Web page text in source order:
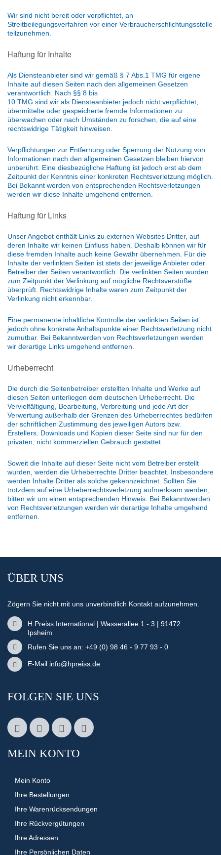
Wir sind nicht bereit oder verpflichtet, an
Streitbeilegungsverfahren vor einer Verbraucherschlichtungsstelle
teilzunehmen.
Haftung für Inhalte
Als Diensteanbieter sind wir gemäß § 7 Abs.1 TMG für eigene
Inhalte auf diesen Seiten nach den allgemeinen Gesetzen
verantwortlich. Nach §§ 8 bis
10 TMG sind wir als Diensteanbieter jedoch nicht verpflichtet,
übermittelte oder gespeicherte fremde Informationen zu
überwachen oder nach Umständen zu forschen, die auf eine
rechtswidrige Tätigkeit hinweisen.
Verpflichtungen zur Entfernung oder Sperrung der Nutzung von
Informationen nach den allgemeinen Gesetzen bleiben hiervon
unberührt. Eine diesbezügliche Haftung ist jedoch erst ab dem
Zeitpunkt der Kenntnis einer konkreten Rechtsverletzung möglich.
Bei Bekannt werden von entsprechenden Rechtsverletzungen
werden wir diese Inhalte umgehend entfernen.
Haftung für Links
Unser Angebot enthält Links zu externen Websites Dritter, auf
deren Inhalte wir keinen Einfluss haben. Deshalb können wir für
diese fremden Inhalte auch keine Gewähr übernehmen. Für die
Inhalte der verlinkten Seiten ist stets der jeweilige Anbieter oder
Betreiber der Seiten verantwortlich. Die verlinkten Seiten wurden
zum Zeitpunkt der Verlinkung auf mögliche Rechtsverstöße
überprüft. Rechtswidrige Inhalte waren zum Zeitpunkt der
Verlinkung nicht erkennbar.
Eine permanente inhaltliche Kontrolle der verlinkten Seiten ist
jedoch ohne konkrete Anhaltspunkte einer Rechtsverletzung nicht
zumutbar. Bei Bekanntwerden von Rechtsverletzungen werden
wir derartige Links umgehend entfernen.
Urheberrecht
Die durch die Seitenbetreiber erstellten Inhalte und Werke auf
diesen Seiten unterliegen dem deutschen Urheberrecht. Die
Vervielfältigung, Bearbeitung, Verbreitung und jede Art der
Verwertung außerhalb der Grenzen des Urheberrechtes bedürfen
der schriftlichen Zustimmung des jeweiligen Autors bzw.
Erstellers. Downloads und Kopien dieser Seite sind nur für den
privaten, nicht kommerziellen Gebrauch gestattet.
Soweit die Inhalte auf dieser Seite nicht vom Betreiber erstellt
wurden, werden die Urheberrechte Dritter beachtet. Insbesondere
werden Inhalte Dritter als solche gekennzeichnet. Sollten Sie
trotzdem auf eine Urheberrechtsverletzung aufmerksam werden,
bitten wir um einen entsprechenden Hinweis. Bei Bekanntwerden
von Rechtsverletzungen werden wir derartige Inhalte umgehend
entfernen.
ÜBER UNS
Zögern Sie nicht mit uns unverbindlich Kontakt aufzunehmen.
H.Preiss International | Wasserallee 1 - 3 | 91472
Ipsheim
Rufen Sie uns an: +49 (0) 98 46 - 9 77 93 - 0
E-Mail info@hpreiss.de
FOLGEN SIE UNS
MEIN KONTO
Mein Konto
Ihre Bestellungen
Ihre Warenrücksendungen
Ihre Rückvergütungen
Ihre Adressen
Ihre Persönlichen Daten